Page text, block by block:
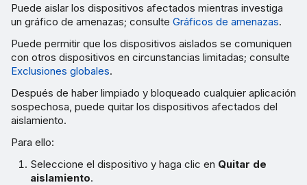
Puede aislar los dispositivos afectados mientras investiga
un gráfico de amenazas; consulte Gráficos de amenazas.
Puede permitir que los dispositivos aislados se comuniquen
con otros dispositivos en circunstancias limitadas; consulte
Exclusiones globales.
Después de haber limpiado y bloqueado cualquier aplicación
sospechosa, puede quitar los dispositivos afectados del
aislamiento.
Para ello:
Seleccione el dispositivo y haga clic en Quitar de
aislamiento.